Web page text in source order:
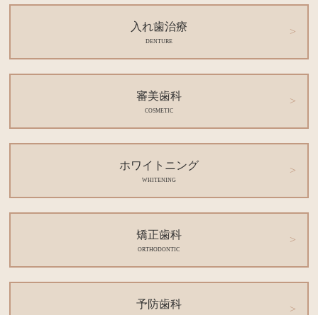
入れ歯治療
DENTURE
審美歯科
COSMETIC
ホワイトニング
WHITENING
矯正歯科
ORTHODONTIC
予防歯科